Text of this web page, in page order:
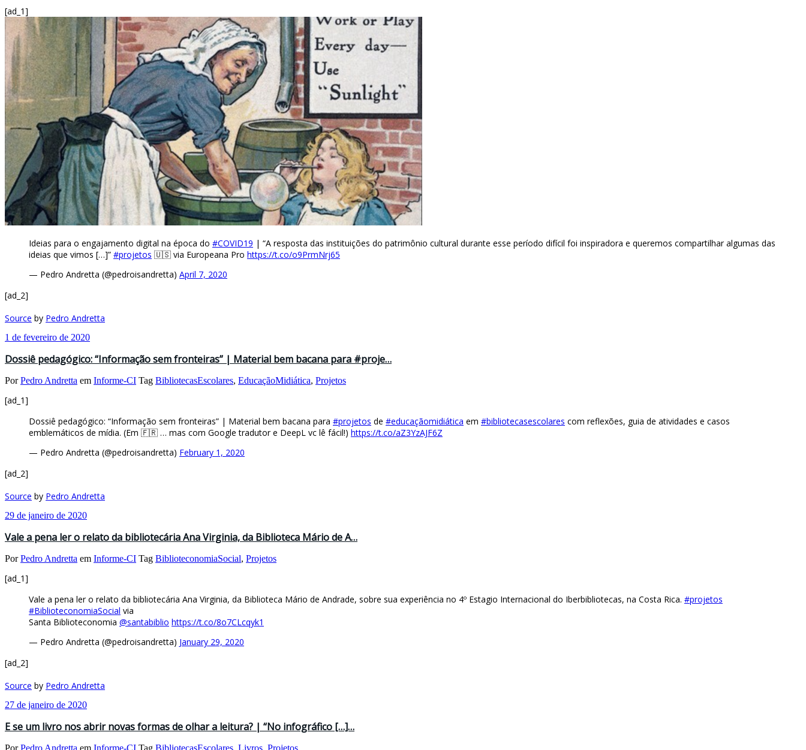
[ad_1]
Ideias para o engajamento digital na época do #COVID19 | “A resposta das instituições do patrimônio cultural durante esse período difícil foi inspiradora e queremos compartilhar algumas das
ideias que vimos […]” #projetos 🇺🇸 via Europeana Pro https://t.co/o9PrmNrj65
— Pedro Andretta (@pedroisandretta) April 7, 2020
[ad_2]
Source by Pedro Andretta
1 de fevereiro de 2020
Dossiê pedagógico: “Informação sem fronteiras” | Material bem bacana para #proje…
PorPedro Andretta em Informe-CI Tag BibliotecasEscolares, EducaçãoMidiática, Projetos
[ad_1]
Dossiê pedagógico: “Informação sem fronteiras” | Material bem bacana para #projetos de #educaçãomidiática em #bibliotecasescolares com reflexões, guia de atividades e casos
emblemáticos de mídia. (Em 🇫🇷 … mas com Google tradutor e DeepL vc lê fácil!) https://t.co/aZ3YzAJF6Z
— Pedro Andretta (@pedroisandretta) February 1, 2020
[ad_2]
Source by Pedro Andretta
29 de janeiro de 2020
Vale a pena ler o relato da bibliotecária Ana Virginia, da Biblioteca Mário de A…
PorPedro Andretta em Informe-CI Tag BiblioteconomiaSocial, Projetos
[ad_1]
Vale a pena ler o relato da bibliotecária Ana Virginia, da Biblioteca Mário de Andrade, sobre sua experiência no 4º Estagio Internacional do Iberbibliotecas, na Costa Rica. #projetos
#BiblioteconomiaSocial via
Santa Biblioteconomia ⁦ @santabiblio https://t.co/8o7CLcqyk1
— Pedro Andretta (@pedroisandretta) January 29, 2020
[ad_2]
Source by Pedro Andretta
27 de janeiro de 2020
E se um livro nos abrir novas formas de olhar a leitura? | “No infográfico […]…